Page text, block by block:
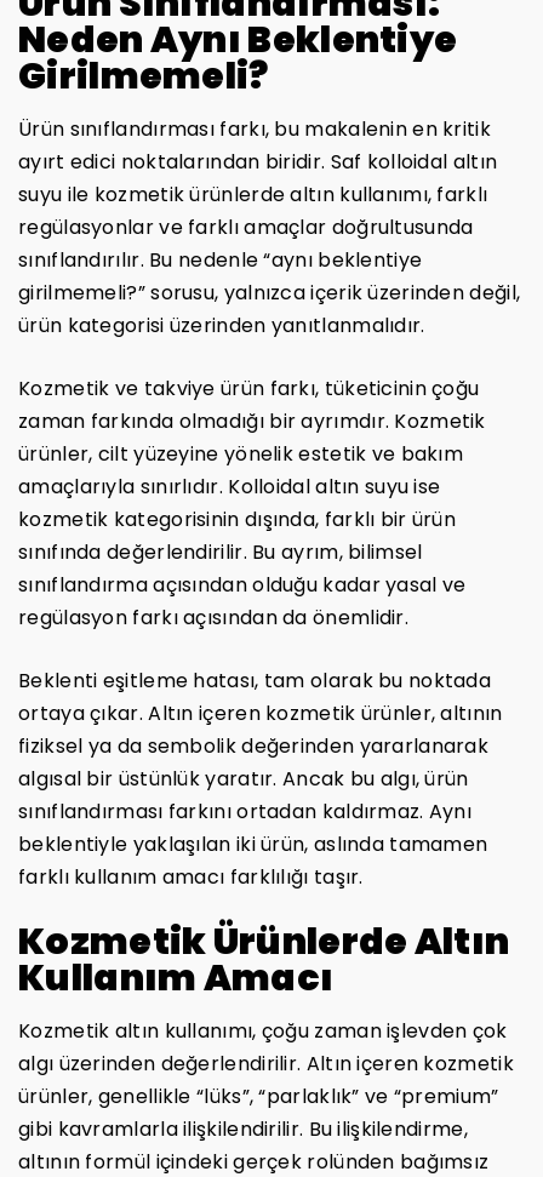
Neden Aynı Beklentiye
Girilmemeli?
Ürün sınıflandırması farkı, bu makalenin en kritik
ayırt edici noktalarından biridir. Saf kolloidal altın
suyu ile kozmetik ürünlerde altın kullanımı, farklı
regülasyonlar ve farklı amaçlar doğrultusunda
sınıflandırılır. Bu nedenle “aynı beklentiye
girilmemeli?” sorusu, yalnızca içerik üzerinden değil,
ürün kategorisi üzerinden yanıtlanmalıdır.
Kozmetik ve takviye ürün farkı, tüketicinin çoğu
zaman farkında olmadığı bir ayrımdır. Kozmetik
ürünler, cilt yüzeyine yönelik estetik ve bakım
amaçlarıyla sınırlıdır. Kolloidal altın suyu ise
kozmetik kategorisinin dışında, farklı bir ürün
sınıfında değerlendirilir. Bu ayrım, bilimsel
sınıflandırma açısından olduğu kadar yasal ve
regülasyon farkı açısından da önemlidir.
Beklenti eşitleme hatası, tam olarak bu noktada
ortaya çıkar. Altın içeren kozmetik ürünler, altının
fiziksel ya da sembolik değerinden yararlanarak
algısal bir üstünlük yaratır. Ancak bu algı, ürün
sınıflandırması farkını ortadan kaldırmaz. Aynı
beklentiyle yaklaşılan iki ürün, aslında tamamen
farklı kullanım amacı farklılığı taşır.
Kozmetik Ürünlerde Altın
Kullanım Amacı
Kozmetik altın kullanımı, çoğu zaman işlevden çok
algı üzerinden değerlendirilir. Altın içeren kozmetik
ürünler, genellikle “lüks”, “parlaklık” ve “premium”
gibi kavramlarla ilişkilendirilir. Bu ilişkilendirme,
altının formül içindeki gerçek rolünden bağımsız